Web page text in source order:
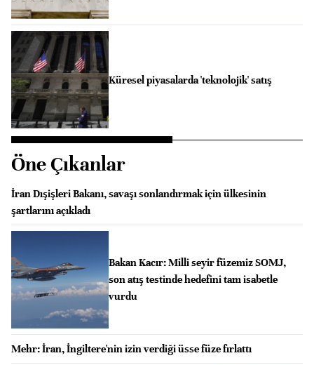
Küresel piyasalarda 'teknolojik' satış
Öne Çıkanlar
İran Dışişleri Bakanı, savaşı sonlandırmak için ülkesinin
şartlarını açıkladı
Bakan Kacır: Milli seyir füzemiz SOMJ,
son atış testinde hedefini tam isabetle
vurdu
Mehr: İran, İngiltere'nin izin verdiği üsse füze fırlattı